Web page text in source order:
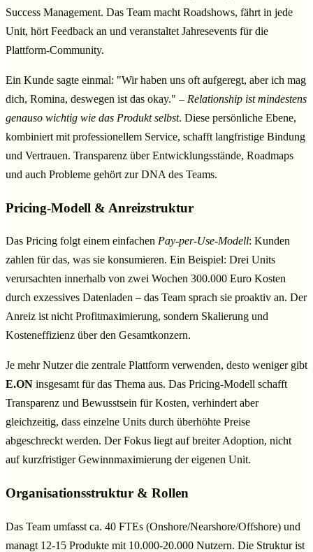
Success Management. Das Team macht Roadshows, fährt in jede
Unit, hört Feedback an und veranstaltet Jahresevents für die
Plattform-Community.
Ein Kunde sagte einmal: "Wir haben uns oft aufgeregt, aber ich mag
dich, Romina, deswegen ist das okay." – Relationship ist mindestens
genauso wichtig wie das Produkt selbst. Diese persönliche Ebene,
kombiniert mit professionellem Service, schafft langfristige Bindung
und Vertrauen. Transparenz über Entwicklungsstände, Roadmaps
und auch Probleme gehört zur DNA des Teams.
Pricing-Modell & Anreizstruktur
Das Pricing folgt einem einfachen Pay-per-Use-Modell: Kunden
zahlen für das, was sie konsumieren. Ein Beispiel: Drei Units
verursachten innerhalb von zwei Wochen 300.000 Euro Kosten
durch exzessives Datenladen – das Team sprach sie proaktiv an. Der
Anreiz ist nicht Profitmaximierung, sondern Skalierung und
Kosteneffizienz über den Gesamtkonzern.
Je mehr Nutzer die zentrale Plattform verwenden, desto weniger gibt
E.ON insgesamt für das Thema aus. Das Pricing-Modell schafft
Transparenz und Bewusstsein für Kosten, verhindert aber
gleichzeitig, dass einzelne Units durch überhöhte Preise
abgeschreckt werden. Der Fokus liegt auf breiter Adoption, nicht
auf kurzfristiger Gewinnmaximierung der eigenen Unit.
Organisationsstruktur & Rollen
Das Team umfasst ca. 40 FTEs (Onshore/Nearshore/Offshore) und
managt 12-15 Produkte mit 10.000-20.000 Nutzern. Die Struktur ist